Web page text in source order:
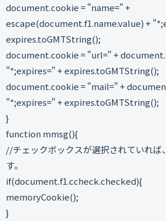
document.cookie = "name=" +
escape(document.f1.name.value) +
expires.toGMTString();
document.cookie = "url=" +
"*;expires=" + expires.toGMTString();
document.cookie = "mail=" +
"*;expires=" + expires.toGMTString();
}
function mmsg(){
//チェックボックスが選択されていれば
す。
if(document.f1.ccheck.checked){
memoryCookie();
}